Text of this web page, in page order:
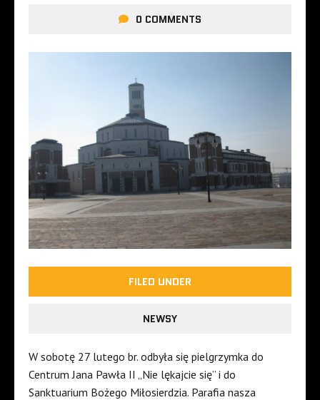
0 COMMENTS
FILED UNDER
NEWSY
W sobotę 27 lutego br. odbyła się pielgrzymka do
Centrum Jana Pawła II „Nie lękajcie się” i do
Sanktuarium Bożego Miłosierdzia. Parafia nasza